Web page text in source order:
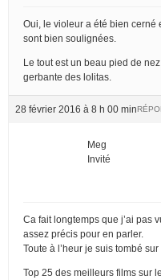
Oui, le violeur a été bien cerné
sont bien soulignées.
Le tout est un beau pied de
gerbante des lolitas.
28 février 2016 à 8 h 00 min
Meg
Invité
Ca fait longtemps que j’ai pas
assez précis pour en parler.
Toute à l’heur je suis tombé
Top 25 des meilleurs films sur